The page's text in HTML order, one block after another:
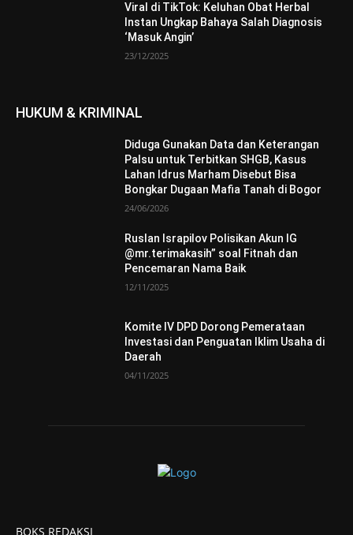
Viral di TikTok: Keluhan Obat Herbal
Instan Ungkap Bahaya Salah Diagnosis
‘Masuk Angin’
23/12/2025
HUKUM & KRIMINAL
Diduga Gunakan Data dan Keterangan
Palsu untuk Terbitkan SHGB, Kasus
Lahan Idrus Marham Disebut Bisa
Bongkar Dugaan Mafia Tanah di Bogor
24/06/2026
Ruslan Israpilov Polisikan Akun IG
@mr.terimakasih” soal Fitnah dan
Pencemaran Nama Baik
12/11/2025
Komite IV DPD Dorong Pemerataan
Investasi dan Penguatan Iklim Usaha di
Daerah
04/11/2025
BOKS REDAKSI